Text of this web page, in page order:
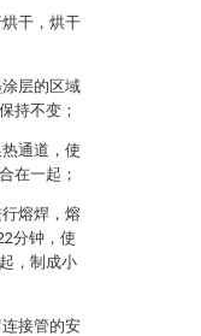
干，烘干
层的区域
持不变；
通道，使
在一起；
熔焊，熔
分钟，使
，制成小
接管的安